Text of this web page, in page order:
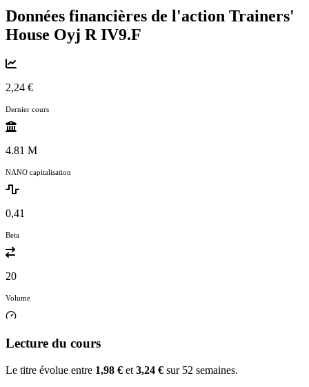
Données financières de l'action Trainers'
House Oyj R IV9.F
2,24 €
Dernier cours
4.81 M
NANO capitalisation
0,41
Beta
20
Volume
Lecture du cours
Le titre évolue entre 1,98 € et 3,24 € sur 52 semaines.